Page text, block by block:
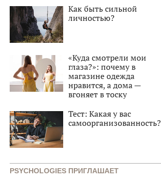
Как быть сильной
личностью?
«Куда смотрели мои
глаза?»: почему в
магазине одежда
нравится, а дома —
вгоняет в тоску
Тест: Какая у вас
самоорганизованность?
PSYCHOLOGIES ПРИГЛАШАЕТ